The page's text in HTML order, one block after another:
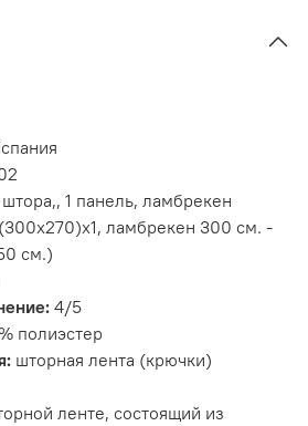
1 панель, ламбрекен
ламбрекен 300 см. -
см.)
4/5
полиэстер
шторная лента (крючки)
ленте, состоящий из